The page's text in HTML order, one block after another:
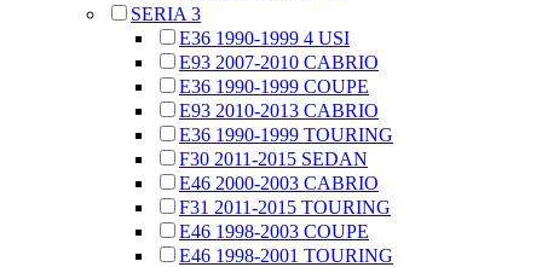
SERIA 3
E36 1990-1999 4 USI
E93 2007-2010 CABRIO
E36 1990-1999 COUPE
E93 2010-2013 CABRIO
E36 1990-1999 TOURING
F30 2011-2015 SEDAN
E46 2000-2003 CABRIO
F31 2011-2015 TOURING
E46 1998-2003 COUPE
E46 1998-2001 TOURING